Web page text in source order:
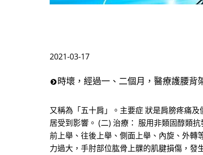
2021-03-17
時壞，經過一、二個月，醫療護腰背
又稱為「五十肩」。主要症 狀是肩膀疼痛
居受到影響。 (二) 治療： 服用非類固醇類
前上舉、往後上舉、側面上舉、內旋、外轉
力過大，手肘部位肱骨上髁的肌腱損傷，